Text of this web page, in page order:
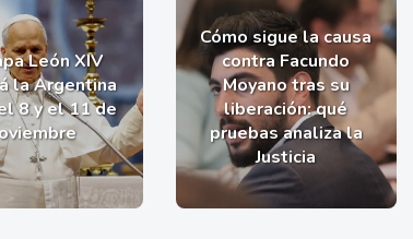
León XIV
la Argentina
8 y el 11 de
Cómo sigue la causa
contra Facundo
Moyano tras su
liberación: qué
pruebas analiza la
Justicia